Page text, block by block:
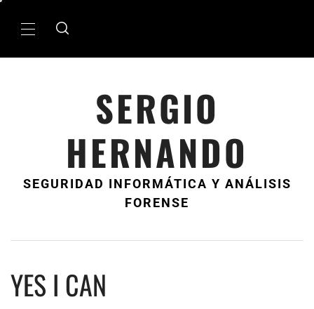
MenÃº
SERGIO
HERNANDO
SEGURIDAD INFORMÁTICA Y ANÁLISIS
FORENSE
YES I CAN